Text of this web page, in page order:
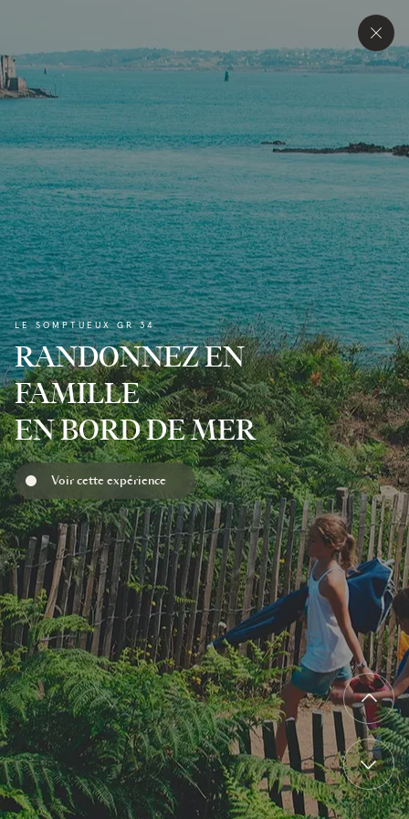
LE SOMPTUEUX GR 34
RANDONNEZ EN
FAMILLE
EN BORD DE MER
Voir cette expérience